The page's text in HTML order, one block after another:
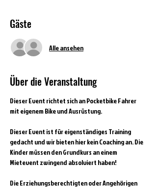
Gäste
Alle ansehen
Über die Veranstaltung
Dieser Event richtet sich an Pocketbike Fahrer
mit eigenem Bike und Ausrüstung.
Dieser Event ist für eigenständiges Training
gedacht und wir bieten hier kein Coaching an. Die
Kinder müssen den Grundkurs an einem
Mietevent zwingend absolviert haben!
Die Erziehungsberechtigten oder Angehörigen